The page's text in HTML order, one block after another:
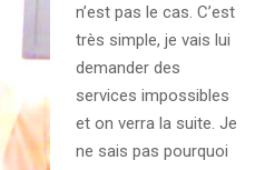
n’est pas le cas. C’est
très simple, je vais lui
demander des
services impossibles
et on verra la suite. Je
ne sais pas pourquoi